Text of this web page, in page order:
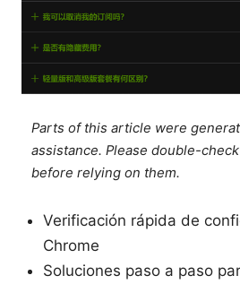
Parts of this article were
assistance. Please double-
before relying on them.
Verificación rápida de
Chrome
Soluciones paso a paso